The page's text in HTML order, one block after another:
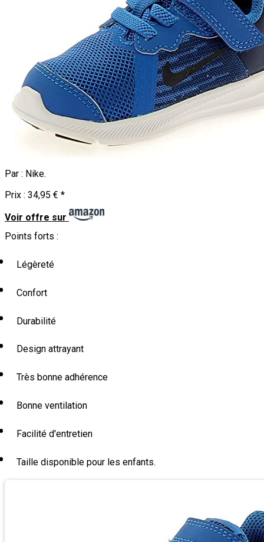
Par : Nike.
Prix : 34,95 € *
Voir offre sur
Points forts :
Légèreté
Confort
Durabilité
Design attrayant
Très bonne adhérence
Bonne ventilation
Facilité d'entretien
Taille disponible pour les enfants.